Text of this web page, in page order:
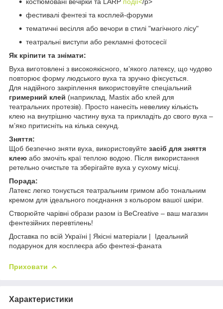
фестивалі фентезі та косплей-форуми
тематичні весілля або вечори в стилі "магічного лісу"
театральні виступи або рекламні фотосесії
Як кріпити та знімати:
Вуха виготовлені з високоякісного, м’якого латексу, що чудово
повторює форму людського вуха та зручно фіксується.
Для надійного закріплення використовуйте спеціальний
гримерний клей (наприклад, Mastix або клей для
театральних протезів). Просто нанесіть невелику кількість
клею на внутрішню частину вуха та прикладіть до свого вуха –
м’яко притисніть на кілька секунд.
Зняття:
Щоб безпечно зняти вуха, використовуйте засіб для зняття
клею або змочіть краї теплою водою. Після використання
ретельно очистьте та зберігайте вуха у сухому місці.
Порада:
Латекс легко тонується театральним гримом або тональним
кремом для ідеального поєднання з кольором вашої шкіри.
Створюйте чарівні образи разом із BeCreative – ваш магазин
фентезійних перевтілень!
Доставка по всій Україні | Якісні матеріали | Ідеальний
подарунок для косплеєра або фентезі-фаната
Приховати
Характеристики